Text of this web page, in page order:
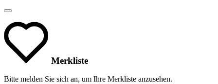
Merkliste
Bitte melden Sie sich an, um Ihre Merkliste anzusehen.